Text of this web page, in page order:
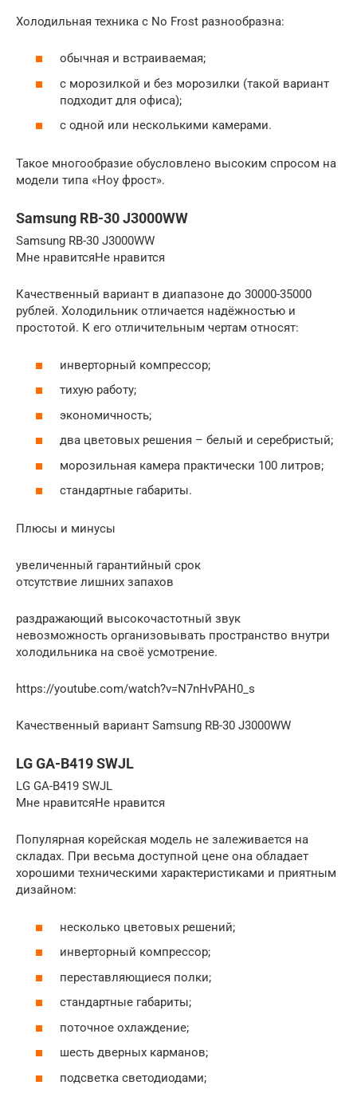
Холодильная техника с No Frost разнообразна:
обычная и встраиваемая;
с морозилкой и без морозилки (такой вариант
подходит для офиса);
с одной или несколькими камерами.
Такое многообразие обусловлено высоким спросом на
модели типа «Ноу фрост».
Samsung RB-30 J3000WW
Samsung RB-30 J3000WW
Мне нравитсяНе нравится
Качественный вариант в диапазоне до 30000-35000
рублей. Холодильник отличается надёжностью и
простотой. К его отличительным чертам относят:
инверторный компрессор;
тихую работу;
экономичность;
два цветовых решения – белый и серебристый;
морозильная камера практически 100 литров;
стандартные габариты.
Плюсы и минусы
увеличенный гарантийный срок
отсутствие лишних запахов
раздражающий высокочастотный звук
невозможность организовывать пространство внутри
холодильника на своё усмотрение.
https://youtube.com/watch?v=N7nHvPAH0_s
Качественный вариант Samsung RB-30 J3000WW
LG GA-B419 SWJL
LG GA-B419 SWJL
Мне нравитсяНе нравится
Популярная корейская модель не залеживается на
складах. При весьма доступной цене она обладает
хорошими техническими характеристиками и приятным
дизайном:
несколько цветовых решений;
инверторный компрессор;
переставляющиеся полки;
стандартные габариты;
поточное охлаждение;
шесть дверных карманов;
подсветка светодиодами;